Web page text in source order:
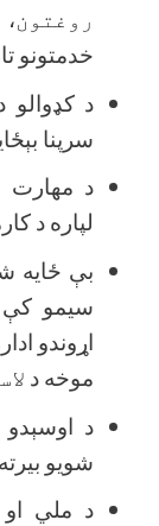
روغتون،
خدمتونو
د
سرپنا
د مهارت
لپاره د
بې ځايه
سيمو كې
اړوندو
موخه د
د
شويو
د ملي او